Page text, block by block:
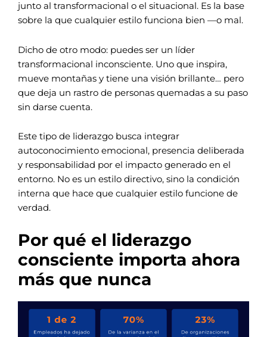
junto al transformacional o el situacional. Es la base
sobre la que cualquier estilo funciona bien —o mal.
Dicho de otro modo: puedes ser un líder
transformacional inconsciente. Uno que inspira,
mueve montañas y tiene una visión brillante… pero
que deja un rastro de personas quemadas a su paso
sin darse cuenta.
Este tipo de liderazgo busca integrar
autoconocimiento emocional, presencia deliberada
y responsabilidad por el impacto generado en el
entorno. No es un estilo directivo, sino la condición
interna que hace que cualquier estilo funcione de
verdad.
Por qué el liderazgo
consciente importa ahora
más que nunca